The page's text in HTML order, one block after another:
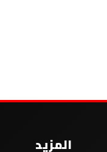
المزيد